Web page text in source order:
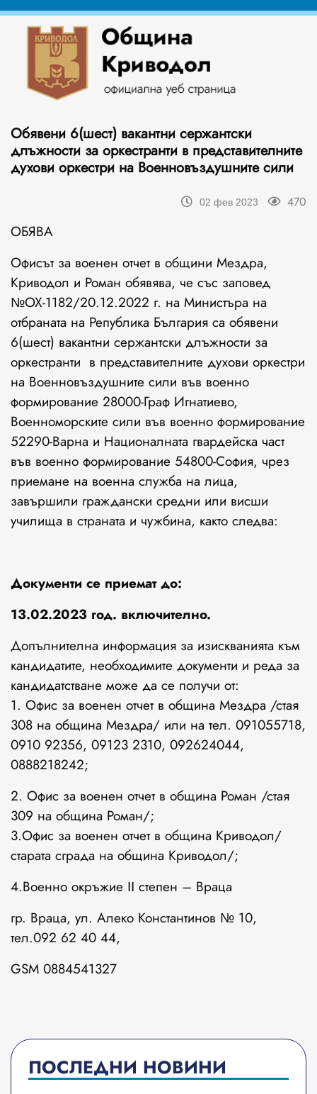
Обявени 6(шест) вакантни сержантски
длъжности за оркестранти в представителните
духови оркестри на Военновъздушните сили
02 фев 2023 470
ОБЯВА
Офисът за военен отчет в общини Мездра,
Криводол и Роман обявява, че със заповед
№ОХ-1182/20.12.2022 г. на Министъра на
отбраната на Република България са обявени
6(шест) вакантни сержантски длъжности за
оркестранти в представителните духови оркестри
на Военновъздушните сили във военно
формирование 28000-Граф Игнатиево,
Военноморските сили във военно формирование
52290-Варна и Националната гвардейска част
във военно формирование 54800-София, чрез
приемане на военна служба на лица,
завършили граждански средни или висши
училища в страната и чужбина, както следва:
Документи се приемат до:
13.02.2023 год. включително.
Допълнителна информация за изискванията към
кандидатите, необходимите документи и реда за
кандидатстване може да се получи от:
1. Офис за военен отчет в община Мездра /стая
308 на община Мездра/ или на тел. 091055718,
0910 92356, 09123 2310, 092624044,
0888218242;
2. Офис за военен отчет в община Роман /стая
309 на община Роман/;
3.Офис за военен отчет в община Криводол/
старата сграда на община Криводол/;
4.Военно окръжие ІІ степен – Враца
гр. Враца, ул. Алеко Константинов № 10,
тел.092 62 40 44,
GSM 0884541327
ПОСЛЕДНИ НОВИНИ